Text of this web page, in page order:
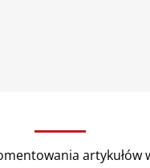
artykułów